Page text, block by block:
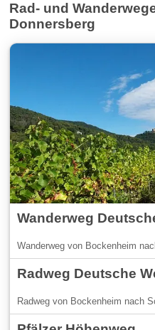
Rad- und
Donnersberg
Wanderweg
Wanderweg von Bockenheim
Radweg Deutsche
Radweg von Bockenheim nach